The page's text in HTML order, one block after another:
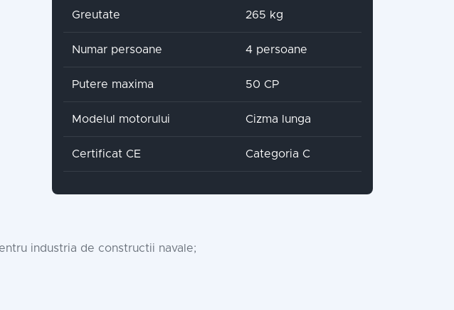
Greutate 265 kg
Numar persoane 4 persoane
Putere maxima 50 CP
Modelul motorului Cizma lunga
Certificat CE Categoria C
industria de constructii navale;